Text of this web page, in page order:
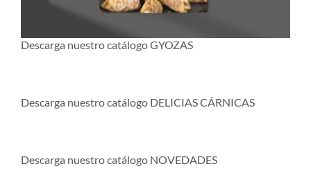
Descarga nuestro catálogo GYOZAS
Descarga nuestro catálogo DELICIAS CÁRNICAS
Descarga nuestro catálogo NOVEDADES